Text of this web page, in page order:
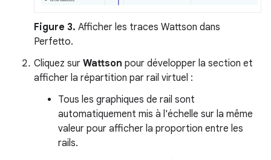
Figure 3. Afficher les traces Wattson dans
Perfetto.
Cliquez sur Wattson pour développer la section et
afficher la répartition par rail virtuel :
Tous les graphiques de rail sont
automatiquement mis à l'échelle sur la même
valeur pour afficher la proportion entre les
rails.